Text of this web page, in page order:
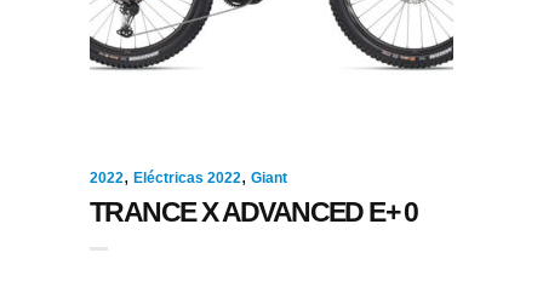
2022, Eléctricas 2022, Giant
TRANCE X ADVANCED E+ 0